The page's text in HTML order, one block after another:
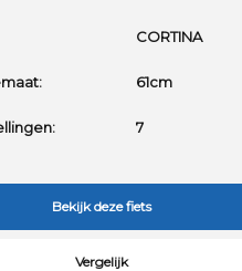
CORTINA
61cm
7
Bekijk deze fiets
Vergelijk